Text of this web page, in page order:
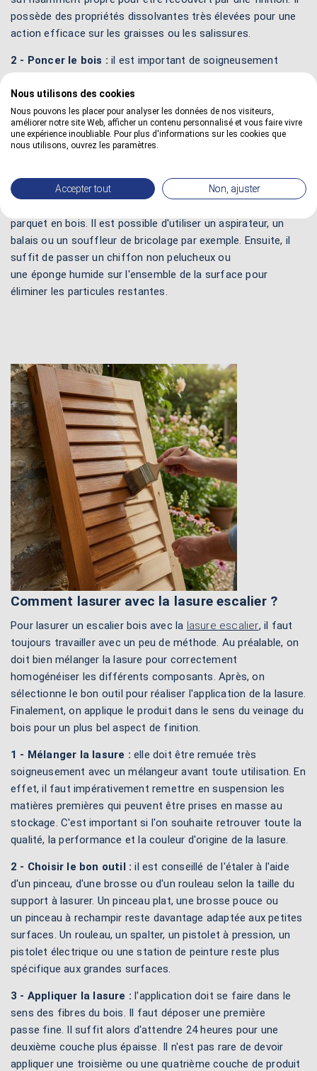
possède des propriétés dissolvantes très élevées pour une
action efficace sur les graisses ou les salissures.
2 - Poncer le bois : il est important de soigneusement
d'augmenter l'adhérence des produits à venir. Il est
recommandé d'utiliser un papier abrasif à grains fins, de la
toile émeri ou de la laine d'acier n° 000. Il faut poncer
légèrement le support en veillant à réaliser des mouvements
3 - Retirer la poussière :
il est important de retirer toute la
parquet en bois. Il est possible d'utiliser un aspirateur, un
balais ou un souffleur de bricolage par exemple. Ensuite, il
suffit de passer un chiffon non pelucheux ou
une éponge humide sur l'ensemble de la surface pour
éliminer les particules restantes.
Comment lasurer avec la lasure escalier ?
Pour lasurer un escalier bois avec la lasure escalier, il faut
toujours travailler avec un peu de méthode. Au préalable, on
doit bien mélanger la lasure pour correctement
homogénéiser les différents composants. Après, on
sélectionne le bon outil pour réaliser l'application de la lasure.
Finalement, on applique le produit dans le sens du veinage du
bois pour un plus bel aspect de finition.
1 - Mélanger la lasure : elle doit être remuée très
soigneusement avec un mélangeur avant toute utilisation. En
effet, il faut impérativement remettre en suspension les
matières premières qui peuvent être prises en masse au
stockage. C'est important si l'on souhaite retrouver toute la
qualité, la performance et la couleur d'origine de la lasure.
2 - Choisir le bon outil : il est conseillé de l'étaler à l'aide
d'un pinceau, d'une brosse ou d'un rouleau selon la taille du
support à lasurer. Un pinceau plat, une brosse pouce ou
un pinceau à rechampir reste davantage adaptée aux petites
surfaces. Un rouleau, un spalter, un pistolet à pression, un
pistolet électrique ou une station de peinture reste plus
spécifique aux grandes surfaces.
3 - Appliquer la lasure : l'application doit se faire dans le
sens des fibres du bois. Il faut déposer une première
passe fine. Il suffit alors d'attendre 24 heures pour une
deuxième couche plus épaisse. Il n'est pas rare de devoir
appliquer une troisième ou une quatrième couche de produit
Nous utilisons des cookies
Nous pouvons les placer pour analyser les données de nos visiteurs,
améliorer notre site Web, afficher un contenu personnalisé et vous faire vivre
une expérience inoubliable. Pour plus d'informations sur les cookies que
nous utilisons, ouvrez les paramètres.
Accepter tout Non, ajuster